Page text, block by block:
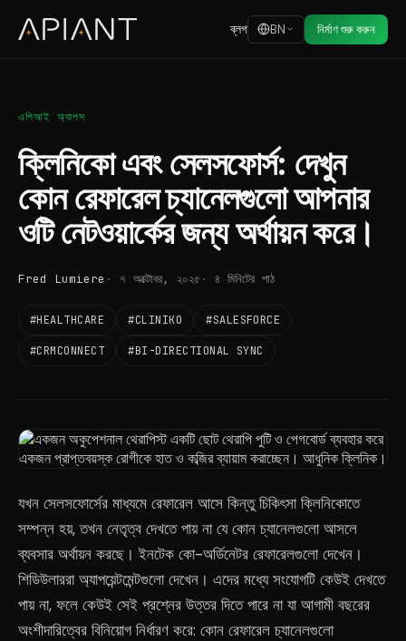
ব্লগ BN নির্মাণ শুরু করুন
এপিআই অ্যাপস
ক্লিনিকো এবং সেলসফোর্স: দেখুন
কোন রেফারেল চ্যানেলগুলো আপনার
ওটি নেটওয়ার্কের জন্য অর্থায়ন করে।
Fred Lumiere ৭ অক্টোবর, ২০২৫ ৪ মিনিটের পাঠ
#HEALTHCARE #CLINIKO #SALESFORCE
#CRMCONNECT #BI-DIRECTIONAL SYNC
যখন সেলসফোর্সের মাধ্যমে রেফারেল আসে কিন্তু চিকিৎসা ক্লিনিকোতে
সম্পন্ন হয়, তখন নেতৃত্ব দেখতে পায় না যে কোন চ্যানেলগুলো আসলে
ব্যবসার অর্থায়ন করছে। ইনটেক কো-অর্ডিনেটর রেফারেলগুলো দেখেন।
শিডিউলাররা অ্যাপয়েন্টমেন্টগুলো দেখেন। এদের মধ্যে সংযোগটি কেউই দেখতে
পায় না, ফলে কেউই সেই প্রশ্নের উত্তর দিতে পারে না যা আগামী বছরের
অংশীদারিত্বের বিনিয়োগ নির্ধারণ করে: কোন রেফারেল চ্যানেলগুলো